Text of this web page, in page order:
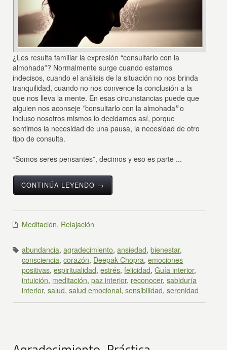
¿Les resulta familiar la expresión “consultarlo con la
almohada”? Normalmente surge cuando estamos
indecisos, cuando el análisis de la situación no nos brinda
tranquilidad, cuando no nos convence la conclusión a la
que nos lleva la mente. En esas circunstancias puede que
alguien nos aconseje “consultarlo con la almohada”o
incluso nosotros mismos lo decidamos así, porque
sentimos la necesidad de una pausa, la necesidad de otro
tipo de consulta.
“Somos seres pensantes”, decimos y eso es parte ...
CONTINÚA LEYENDO →
Meditación, Relajación
abundancia,agradecimiento,ansiedad,bienestar,
consciencia,corazón, Deepak Chopra,emociones
positivas,espiritualidad,estrés,felicidad,Guía interior,
intuición, meditación,paz interior, reconocer,sabiduría
interior,salud,salud emocional,sensibilidad,serenidad